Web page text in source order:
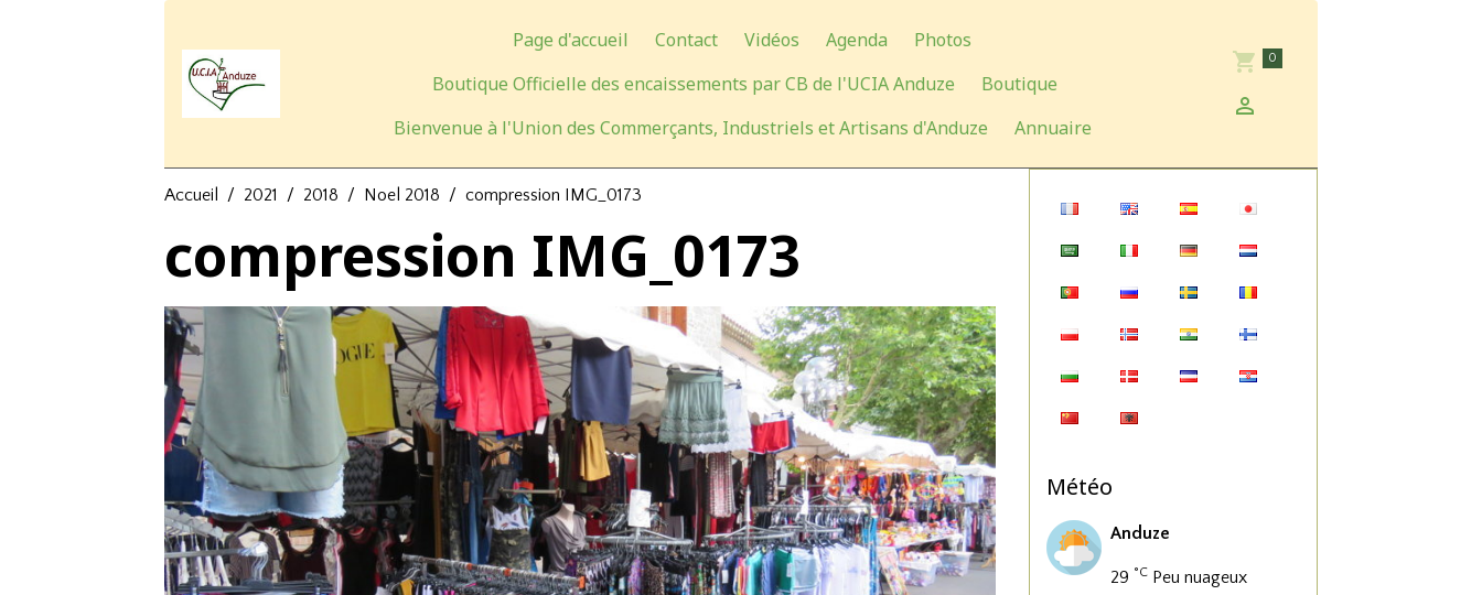
Page d'accueil Contact Vidéos Agenda
Photos
Boutique Officielle des encaissements par CB de l'UCIA Anduze
Boutique
Bienvenue à l'Union des Commerçants, Industriels et Artisans d'Anduze
Annuaire
0
Accueil 2021 2018 Noel 2018 compression IMG_0173
compression IMG_0173
Météo
Anduze
29 °C Peu nuageux